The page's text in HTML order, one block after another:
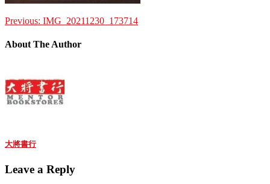
Previous: IMG_20211230_173714
About The Author
大將書行
Leave a Reply